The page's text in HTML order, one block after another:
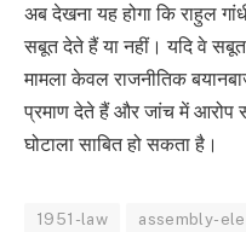
अब देखना यह होगा कि राहुल
सबूत देते हैं या नहीं। यदि वे
मामला केवल राजनीतिक
प्रमाण देते हैं और जांच में आरोप
घोटाला साबित हो सकता है।
1951-law assembly-